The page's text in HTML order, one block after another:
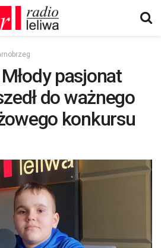
pasjonat
do ważnego
konkursu